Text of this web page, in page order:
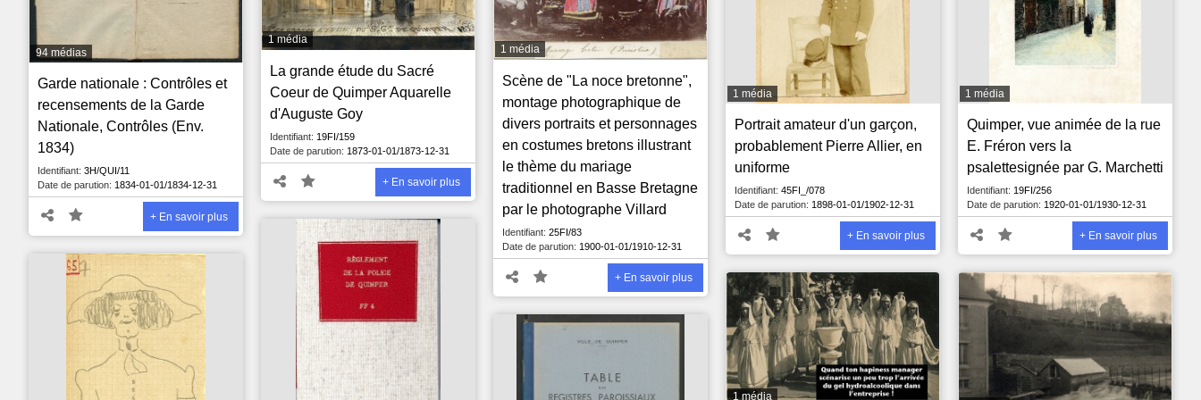
94 médias
Garde nationale : Contrôles et
recensements de la Garde
Nationale, Contrôles (Env.
1834)
Identifiant: 3H/QUI/11
Date de parution: 1834-01-01/1834-12-31
+ En savoir plus
1 média
La grande étude du Sacré
Coeur de Quimper Aquarelle
d'Auguste Goy
Identifiant: 19FI/159
Date de parution: 1873-01-01/1873-12-31
+ En savoir plus
1 média
Scène de "La noce bretonne",
montage photographique de
divers portraits et personnages
en costumes bretons illustrant
le thème du mariage
traditionnel en Basse Bretagne
par le photographe Villard
Identifiant: 25FI/83
Date de parution: 1900-01-01/1910-12-31
+ En savoir plus
1 média
Portrait amateur d'un garçon,
probablement Pierre Allier, en
uniforme
Identifiant: 45FI_/078
Date de parution: 1898-01-01/1902-12-31
+ En savoir plus
1 média
Quimper, vue animée de la rue
E. Fréron vers la
psalettesignée par G. Marchetti
Identifiant: 19FI/256
Date de parution: 1920-01-01/1930-12-31
+ En savoir plus
1 média